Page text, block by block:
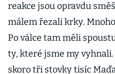
reakce jsou opravdu
málem řezali krky.
Po válce tam měli
ty, které jsme my
skoro tři stovky tisíc